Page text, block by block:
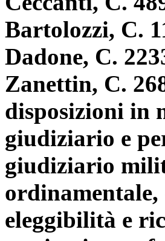
Bartolozzi, C.
Dadone, C.
Zanettin, C.
disposizioni in
giudiziario e
giudiziario
eleggibilità e